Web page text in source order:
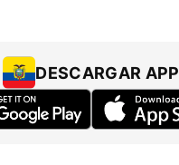
DESCARGAR APP